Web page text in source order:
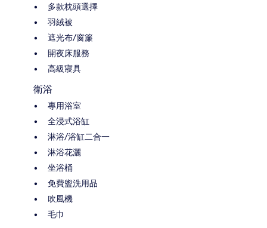
多款枕頭選擇
羽絨被
遮光布/窗簾
開夜床服務
高級寢具
衛浴
專用浴室
全浸式浴缸
淋浴/浴缸二合一
淋浴花灑
坐浴桶
免費盥洗用品
吹風機
毛巾